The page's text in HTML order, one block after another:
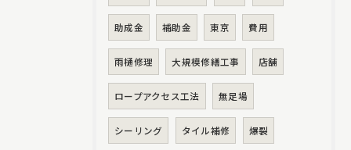
助成金 補助金 東京 費用
雨樋修理 大規模修繕工事 店舗
ロープアクセス工法 無足場
シーリング タイル補修 爆裂